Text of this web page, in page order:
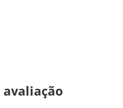
avaliação